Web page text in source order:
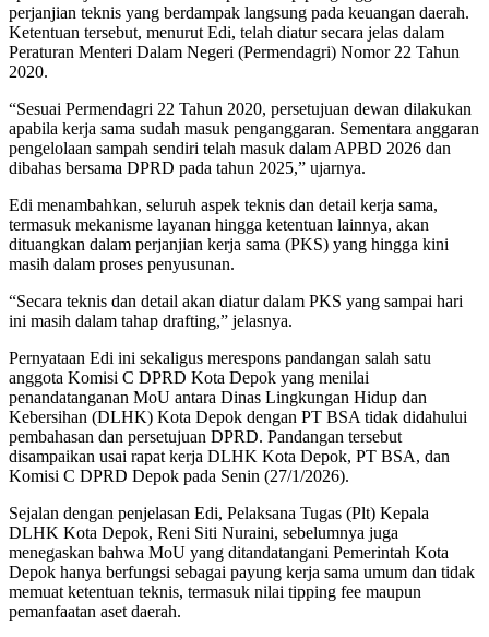
perjanjian teknis yang berdampak langsung pada keuangan daerah.
Ketentuan tersebut, menurut Edi, telah diatur secara jelas dalam
Peraturan Menteri Dalam Negeri (Permendagri) Nomor 22 Tahun
2020.
“Sesuai Permendagri 22 Tahun 2020, persetujuan dewan dilakukan
apabila kerja sama sudah masuk penganggaran. Sementara anggaran
pengelolaan sampah sendiri telah masuk dalam APBD 2026 dan
dibahas bersama DPRD pada tahun 2025,” ujarnya.
Edi menambahkan, seluruh aspek teknis dan detail kerja sama,
termasuk mekanisme layanan hingga ketentuan lainnya, akan
dituangkan dalam perjanjian kerja sama (PKS) yang hingga kini
masih dalam proses penyusunan.
“Secara teknis dan detail akan diatur dalam PKS yang sampai hari
ini masih dalam tahap drafting,” jelasnya.
Pernyataan Edi ini sekaligus merespons pandangan salah satu
anggota Komisi C DPRD Kota Depok yang menilai
penandatanganan MoU antara Dinas Lingkungan Hidup dan
Kebersihan (DLHK) Kota Depok dengan PT BSA tidak didahului
pembahasan dan persetujuan DPRD. Pandangan tersebut
disampaikan usai rapat kerja DLHK Kota Depok, PT BSA, dan
Komisi C DPRD Depok pada Senin (27/1/2026).
Sejalan dengan penjelasan Edi, Pelaksana Tugas (Plt) Kepala
DLHK Kota Depok, Reni Siti Nuraini, sebelumnya juga
menegaskan bahwa MoU yang ditandatangani Pemerintah Kota
Depok hanya berfungsi sebagai payung kerja sama umum dan tidak
memuat ketentuan teknis, termasuk nilai tipping fee maupun
pemanfaatan aset daerah.